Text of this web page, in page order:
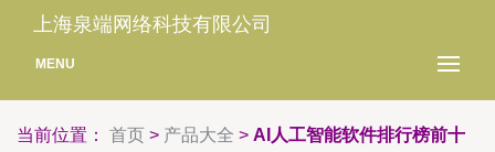
上海泉端网络科技有限公司
MENU
当前位置： 首页 > 产品大全 > AI人工智能软件排行榜前十